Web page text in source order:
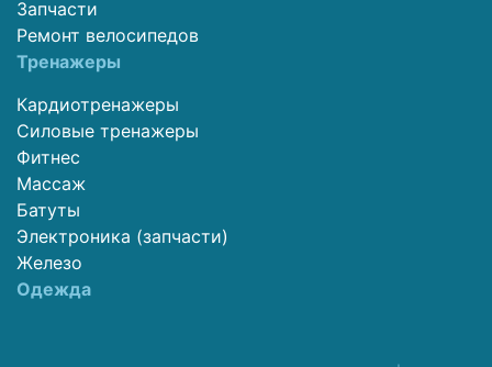
Запчасти
Ремонт велосипедов
Тренажеры
Кардиотренажеры
Силовые тренажеры
Фитнес
Массаж
Батуты
Электроника (запчасти)
Железо
Одежда